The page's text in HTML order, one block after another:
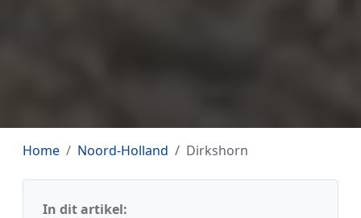
Home Noord-Holland Dirkshorn
In dit artikel: